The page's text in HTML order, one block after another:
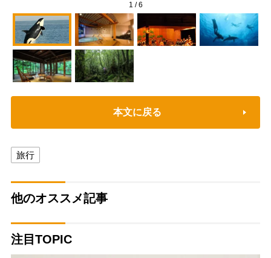
1 /6
本文に戻る
旅行
他のオススメ記事
注目TOPIC